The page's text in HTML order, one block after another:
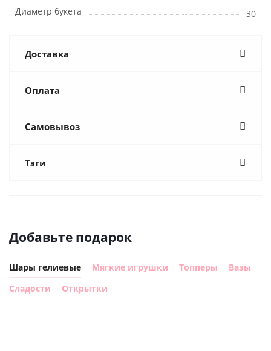
Диаметр букета
30
Доставка
Оплата
Самовывоз
Тэги
Добавьте подарок
Шары гелиевые Мягкие игрушки Топперы
Вазы
Сладости
Открытки